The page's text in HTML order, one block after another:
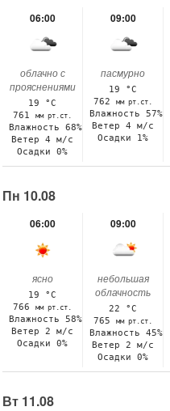
06:00
облачно с
прояснениями
19 °C
761 мм рт.ст.
Влажность 68%
Ветер 4 м/с
Осадки 0%
09:00
пасмурно
19 °C
762 мм рт.ст.
Влажность 57%
Ветер 4 м/с
Осадки 1%
Пн 10.08
06:00
ясно
19 °C
766 мм рт.ст.
Влажность 58%
Ветер 2 м/с
Осадки 0%
09:00
небольшая
облачность
22 °C
765 мм рт.ст.
Влажность 45%
Ветер 2 м/с
Осадки 0%
Вт 11.08